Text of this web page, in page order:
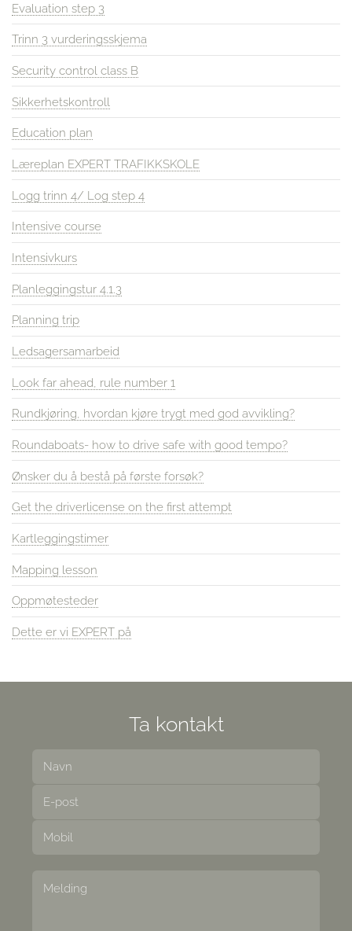
Evaluation step 3
Trinn 3 vurderingsskjema
Security control class B
Sikkerhetskontroll
Education plan
Læreplan EXPERT TRAFIKKSKOLE
Logg trinn 4/ Log step 4
Intensive course
Intensivkurs
Planleggingstur 4.1.3
Planning trip
Ledsagersamarbeid
Look far ahead, rule number 1
Rundkjøring, hvordan kjøre trygt med god avvikling?
Roundaboats- how to drive safe with good tempo?
Ønsker du å bestå på første forsøk?
Get the driverlicense on the first attempt
Kartleggingstimer
Mapping lesson
Oppmøtesteder
Dette er vi EXPERT på
Ta kontakt